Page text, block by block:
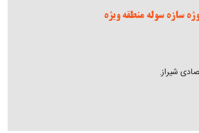
سازه سوله منطقه ویژه
شیراز.